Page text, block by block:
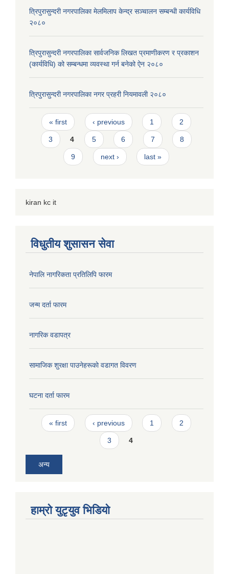
त्रिपुरासुन्दरी नगरपालिका मेलमिलाप केन्द्र सञ्चालन सम्बन्धी कार्यविधि
२०८०
त्रिपुरासुन्दरी नगरपालिका सार्वजनिक लिखत प्रमाणीकरण र प्रकाशन
(कार्यविधि) को सम्बन्धमा व्यवस्था गर्न बनेको ऐन २०८०
त्रिपुरासुन्दरी नगरपालिका नगर प्रहरी नियमावली २०८०
Pages
« first ‹ previous 1 2
3 4 5 6 7 8
9 next › last »
kiran kc it
विधुतीय शुसासन सेवा
नेपालि नागरिकता प्रतिलिपि फारम
जन्म दर्ता फारम
नागरिक वडापत्र
सामाजिक शुरक्षा पाउनेहरूकाे वडागत विवरण
घटना दर्ता फारम
Pages
« first ‹ previous 1 2
3 4
अन्य
हाम्राे युटृयुव भिडियाे